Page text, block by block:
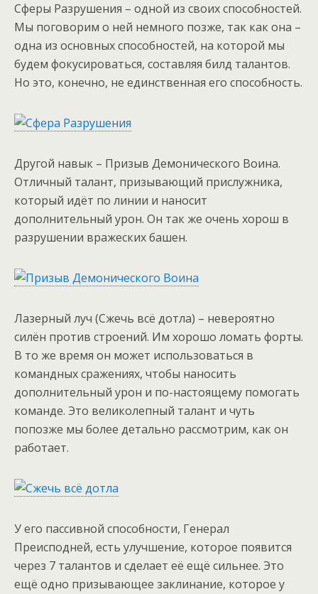
Сферы Разрушения – одной из своих способностей.
Мы поговорим о ней немного позже, так как она –
одна из основных способностей, на которой мы
будем фокусироваться, составляя билд талантов.
Но это, конечно, не единственная его способность.
Другой навык – Призыв Демонического Воина.
Отличный талант, призывающий прислужника,
который идёт по линии и наносит
дополнительный урон. Он так же очень хорош в
разрушении вражеских башен.
Лазерный луч (Сжечь всё дотла) – невероятно
силён против строений. Им хорошо ломать форты.
В то же время он может использоваться в
командных сражениях, чтобы наносить
дополнительный урон и по-настоящему помогать
команде. Это великолепный талант и чуть
попозже мы более детально рассмотрим, как он
работает.
У его пассивной способности, Генерал
Преисподней, есть улучшение, которое появится
через 7 талантов и сделает её ещё сильнее. Это
ещё одно призывающее заклинание, которое у